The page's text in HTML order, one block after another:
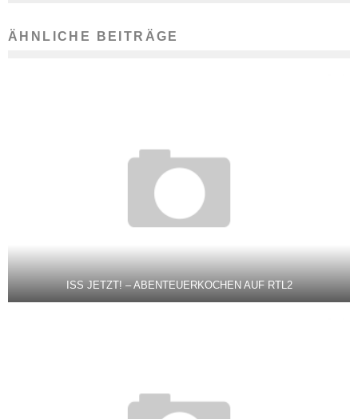
ÄHNLICHE BEITRÄGE
ISS JETZT! – ABENTEUERKOCHEN AUF RTL2